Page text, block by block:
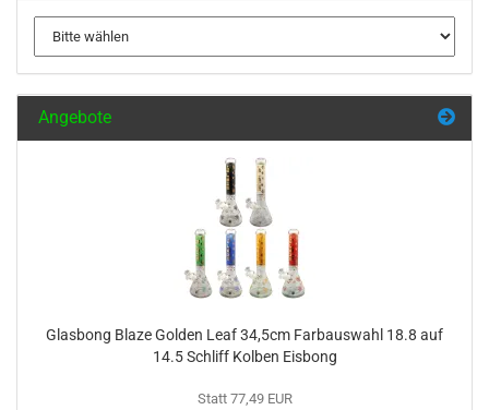
Angebote
Glasbong Blaze Golden Leaf 34,5cm Farbauswahl 18.8 auf
14.5 Schliff Kolben Eisbong
Statt 77,49 EUR